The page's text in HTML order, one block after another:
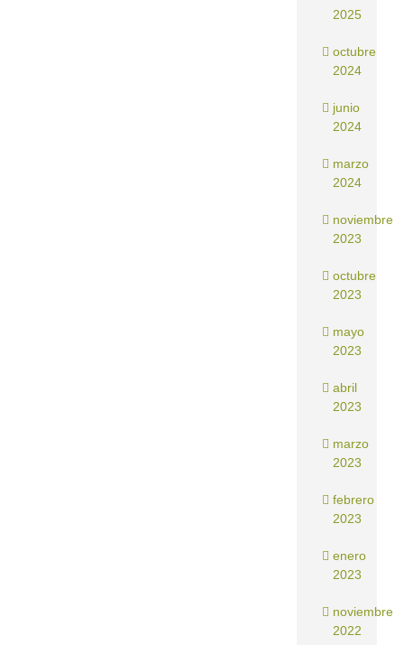
2025
octubre
2024
junio
2024
marzo
2024
noviembre
2023
octubre
2023
mayo
2023
abril
2023
marzo
2023
febrero
2023
enero
2023
noviembre
2022